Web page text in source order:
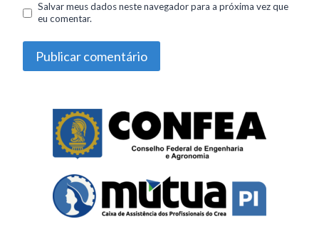
Salvar meus dados neste navegador para a próxima vez que
eu comentar.